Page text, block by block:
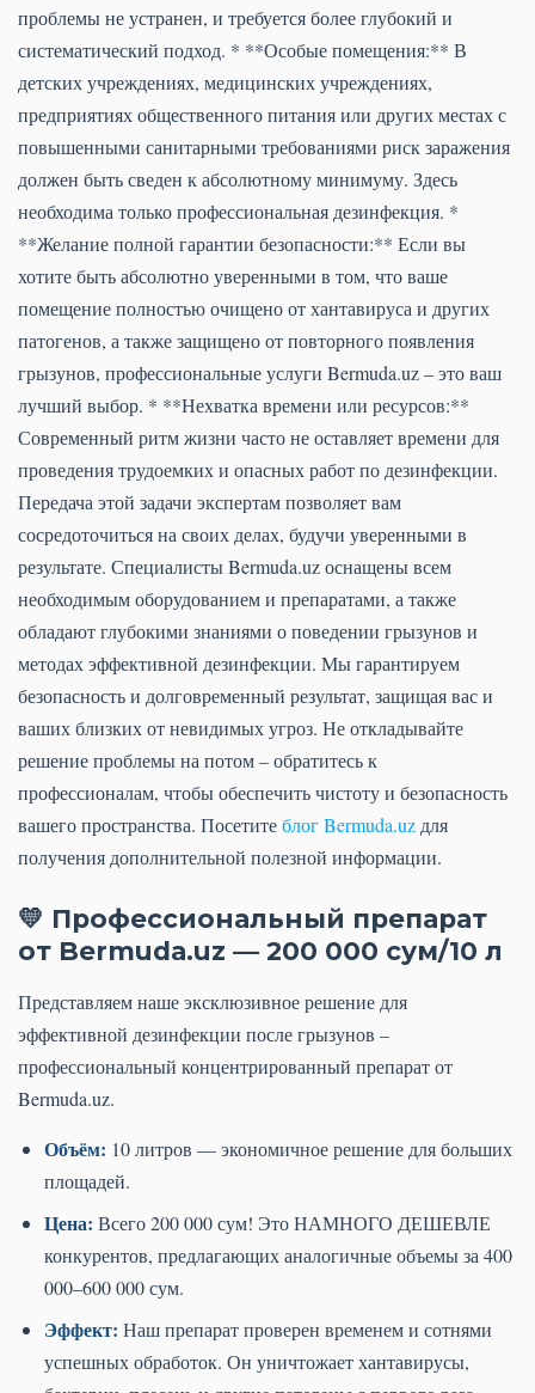
проблемы не устранен, и требуется более глубокий и
систематический подход. * **Особые помещения:** В
детских учреждениях, медицинских учреждениях,
предприятиях общественного питания или других местах с
повышенными санитарными требованиями риск заражения
должен быть сведен к абсолютному минимуму. Здесь
необходима только профессиональная дезинфекция. *
**Желание полной гарантии безопасности:** Если вы
хотите быть абсолютно уверенными в том, что ваше
помещение полностью очищено от хантавируса и других
патогенов, а также защищено от повторного появления
грызунов, профессиональные услуги Bermuda.uz – это ваш
лучший выбор. * **Нехватка времени или ресурсов:**
Современный ритм жизни часто не оставляет времени для
проведения трудоемких и опасных работ по дезинфекции.
Передача этой задачи экспертам позволяет вам
сосредоточиться на своих делах, будучи уверенными в
результате. Специалисты Bermuda.uz оснащены всем
необходимым оборудованием и препаратами, а также
обладают глубокими знаниями о поведении грызунов и
методах эффективной дезинфекции. Мы гарантируем
безопасность и долговременный результат, защищая вас и
ваших близких от невидимых угроз. Не откладывайте
решение проблемы на потом – обратитесь к
профессионалам, чтобы обеспечить чистоту и безопасность
вашего пространства. Посетитеблог Bermuda.uz для
получения дополнительной полезной информации.
💛 Профессиональный препарат
от Bermuda.uz — 200 000 сум/10 л
Представляем наше эксклюзивное решение для
эффективной дезинфекции после грызунов –
профессиональный концентрированный препарат от
Bermuda.uz.
Объём: 10 литров — экономичное решение для больших
площадей.
Цена: Всего 200 000 сум! Это НАМНОГО ДЕШЕВЛЕ
конкурентов, предлагающих аналогичные объемы за 400
000–600 000 сум.
Эффект: Наш препарат проверен временем и сотнями
успешных обработок. Он уничтожает хантавирусы,